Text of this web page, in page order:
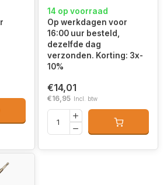
14 op voorraad
Op werkdagen voor
16:00 uur besteld,
dezelfde dag
verzonden. Korting: 3x-
10%
€14,01
€16,95 Incl. btw